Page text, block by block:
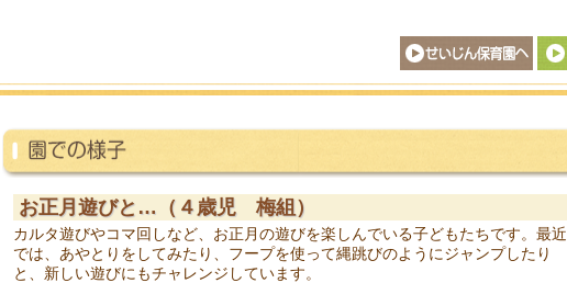
お正月遊びと…（４歳児 梅組）
カルタ遊びやコマ回しなど、お正月の遊びを楽しんでいる子どもたちです。最近
では、あやとりをしてみたり、フープを使って縄跳びのようにジャンプしたり
と、新しい遊びにもチャレンジしています。